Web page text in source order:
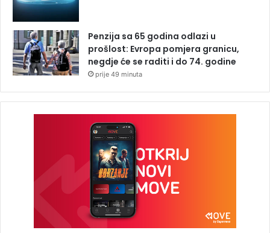
Penzija sa 65 godina odlazi u
prošlost: Evropa pomjera granicu,
negdje će se raditi i do 74. godine
prije 49 minuta